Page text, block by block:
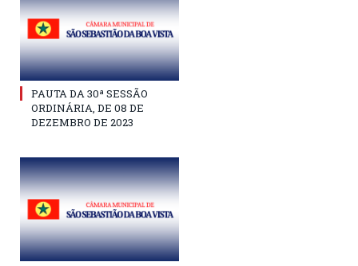
PAUTA DA 30ª SESSÃO
ORDINÁRIA, DE 08 DE
DEZEMBRO DE 2023